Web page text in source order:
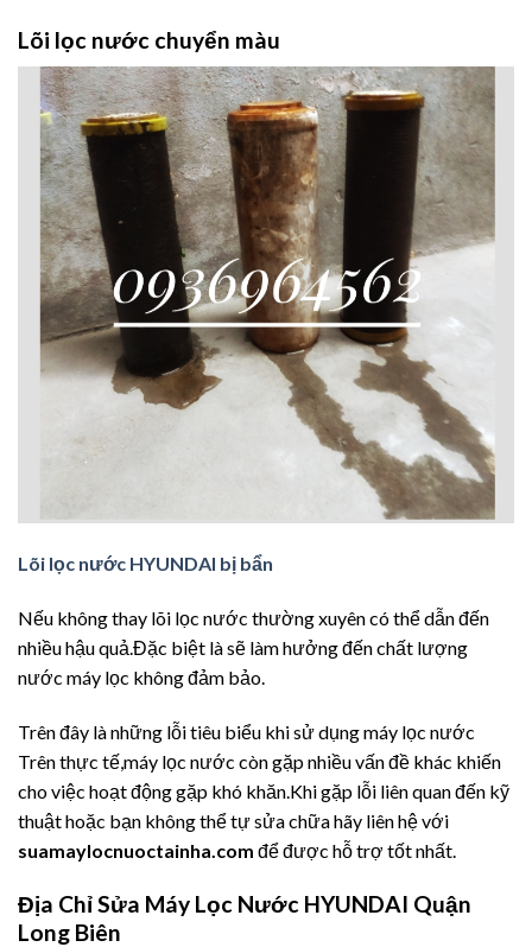
Lõi lọc nước chuyển màu
Lõi lọc nước HYUNDAI bị bẩn
Nếu không thay lõi lọc nước thường xuyên có thể dẫn đến
nhiều hậu quả.Đặc biệt là sẽ làm hưởng đến chất lượng
nước máy lọc không đảm bảo.
Trên đây là những lỗi tiêu biểu khi sử dụng máy lọc nước
Trên thực tế,máy lọc nước còn gặp nhiều vấn đề khác khiến
cho việc hoạt động gặp khó khăn.Khi gặp lỗi liên quan đến kỹ
thuật hoặc bạn không thể tự sửa chữa hãy liên hệ với
suamaylocnuoctainha.com để được hỗ trợ tốt nhất.
Địa Chỉ Sửa Máy Lọc Nước HYUNDAI Quận
Long Biên